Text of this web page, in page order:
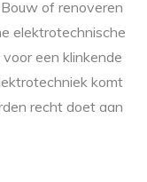
of renoveren
elektrotechnische
een klinkende
komt
recht doet aan